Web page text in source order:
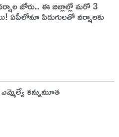
జోరు.. ఈ జిల్లాల్లో మరో 3
ఏపీలోనూ పిడుగులతో వర్షాలకు
కన్నుమూత